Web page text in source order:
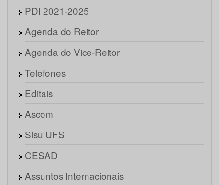
PDI 2021-2025
Agenda do Reitor
Agenda do Vice-Reitor
Telefones
Editais
Ascom
Sisu UFS
CESAD
Assuntos Internacionais